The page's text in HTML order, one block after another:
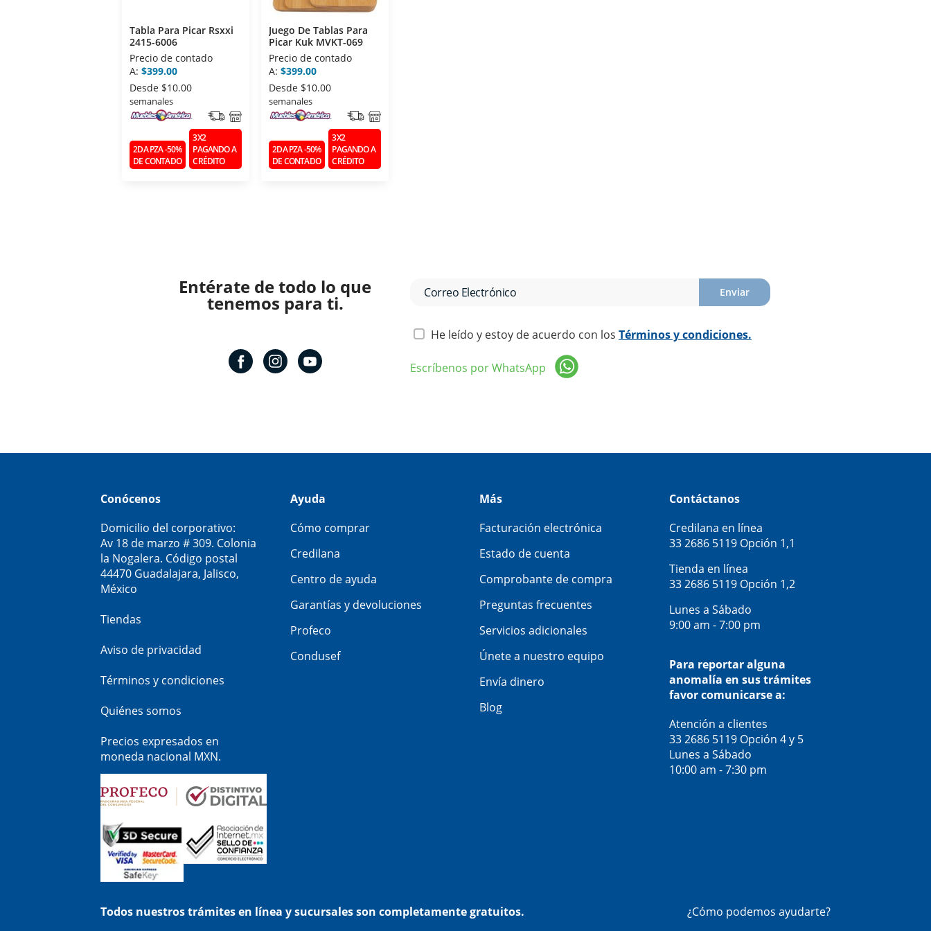
Tabla Para Picar Rsxxi
2415-6006
Precio de contado
A: $399.00
Desde $10.00
semanales
2DA PZA -50%
DE CONTADO
3X2
PAGANDO A
CRÉDITO
Juego De Tablas Para
Picar Kuk MVKT-069
Precio de contado
A: $399.00
Desde $10.00
semanales
2DA PZA -50%
DE CONTADO
3X2
PAGANDO A
CRÉDITO
Entérate de todo lo que
tenemos para ti. Enviar
He leído y estoy de acuerdo con los Términos y condiciones.
Escríbenos por WhatsApp
Conócenos
Domicilio del corporativo:
Av 18 de marzo # 309. Colonia
la Nogalera. Código postal
44470 Guadalajara, Jalisco,
México
Tiendas
Aviso de privacidad
Términos y condiciones
Quiénes somos
Precios expresados en
moneda nacional MXN.
Ayuda
Cómo comprar
Credilana
Centro de ayuda
Garantías y devoluciones
Profeco
Condusef
Más
Facturación electrónica
Estado de cuenta
Comprobante de compra
Preguntas frecuentes
Servicios adicionales
Únete a nuestro equipo
Envía dinero
Blog
Contáctanos
Credilana en línea
33 2686 5119 Opción 1,1
Tienda en línea
33 2686 5119 Opción 1,2
Lunes a Sábado
9:00 am - 7:00 pm
Para reportar alguna
anomalía en sus trámites
favor comunicarse a:
Atención a clientes
33 2686 5119 Opción 4 y 5
Lunes a Sábado
10:00 am - 7:30 pm
Todos nuestros trámites en línea y sucursales son completamente gratuitos. ¿Cómo podemos ayudarte?